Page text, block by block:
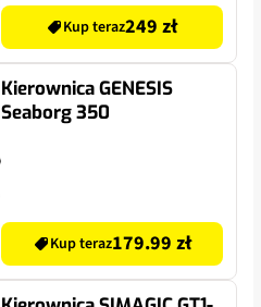
Kup teraz249 zł
Kierownica GENESIS
Seaborg 350
Kup teraz179.99 zł